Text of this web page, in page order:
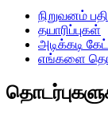
நிறுவனம்
தயாரிப்புகள்
அடிக்கடி
எங்களை